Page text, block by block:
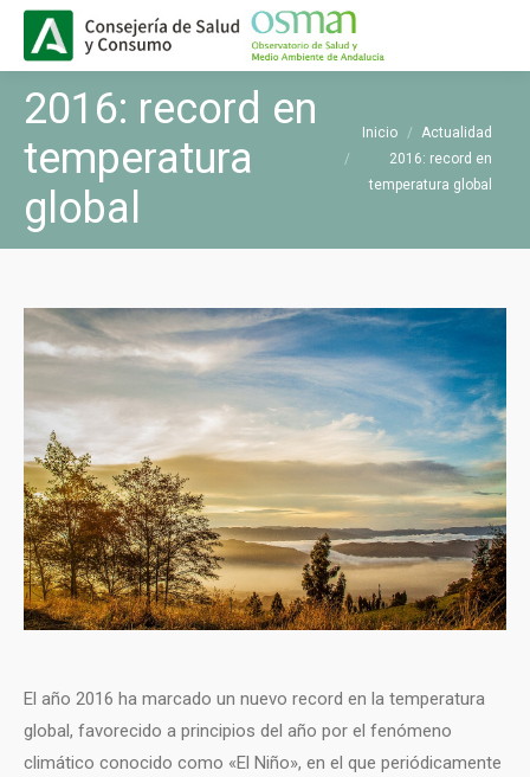
2016: record en
temperatura
global
Estás aquí:
Inicio
Actualidad
2016: record en
temperatura global
El año 2016 ha marcado un nuevo record en la temperatura
global, favorecido a principios del año por el fenómeno
climático conocido como «El Niño», en el que periódicamente